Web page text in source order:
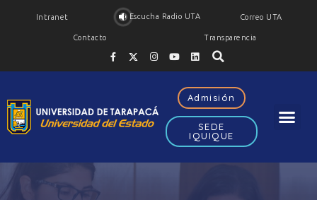
Intranet Escucha Radio UTA Correo UTA
Contacto Transparencia
Admisión
SEDE
IQUIQUE